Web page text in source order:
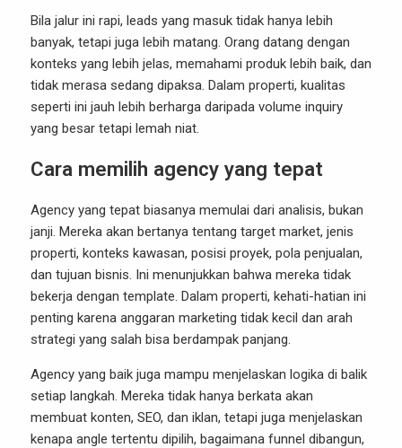
Bila jalur ini rapi, leads yang masuk tidak hanya lebih
banyak, tetapi juga lebih matang. Orang datang dengan
konteks yang lebih jelas, memahami produk lebih baik, dan
tidak merasa sedang dipaksa. Dalam properti, kualitas
seperti ini jauh lebih berharga daripada volume inquiry
yang besar tetapi lemah niat.
Cara memilih agency yang tepat
Agency yang tepat biasanya memulai dari analisis, bukan
janji. Mereka akan bertanya tentang target market, jenis
properti, konteks kawasan, posisi proyek, pola penjualan,
dan tujuan bisnis. Ini menunjukkan bahwa mereka tidak
bekerja dengan template. Dalam properti, kehati-hatian ini
penting karena anggaran marketing tidak kecil dan arah
strategi yang salah bisa berdampak panjang.
Agency yang baik juga mampu menjelaskan logika di balik
setiap langkah. Mereka tidak hanya berkata akan
membuat konten, SEO, dan iklan, tetapi juga menjelaskan
kenapa angle tertentu dipilih, bagaimana funnel dibangun,